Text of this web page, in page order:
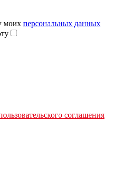
моих персональных данных
соглашения